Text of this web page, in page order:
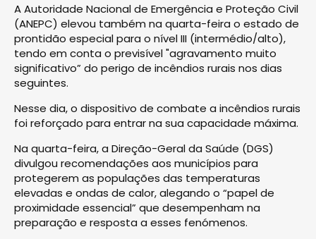
A Autoridade Nacional de Emergência e Proteção Civil
(ANEPC) elevou também na quarta-feira o estado de
prontidão especial para o nível III (intermédio/alto),
tendo em conta o previsível "agravamento muito
significativo” do perigo de incêndios rurais nos dias
seguintes.
Nesse dia, o dispositivo de combate a incêndios rurais
foi reforçado para entrar na sua capacidade máxima.
Na quarta-feira, a Direção-Geral da Saúde (DGS)
divulgou recomendações aos municípios para
protegerem as populações das temperaturas
elevadas e ondas de calor, alegando o “papel de
proximidade essencial” que desempenham na
preparação e resposta a esses fenómenos.